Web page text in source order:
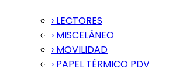
› LECTORES
› MISCELÁNEO
› MOVILIDAD
› PAPEL TÉRMICO PDV